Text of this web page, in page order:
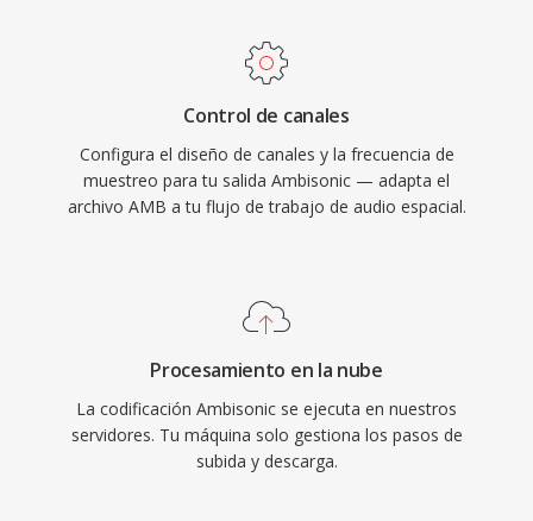
Control de canales
Configura el diseño de canales y la frecuencia de
muestreo para tu salida Ambisonic — adapta el
archivo AMB a tu flujo de trabajo de audio espacial.
Procesamiento en la nube
La codificación Ambisonic se ejecuta en nuestros
servidores. Tu máquina solo gestiona los pasos de
subida y descarga.